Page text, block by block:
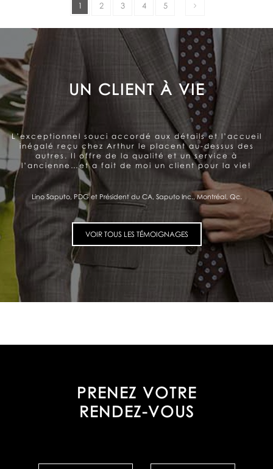
1 2 3 4 5
LE SOUCI DE LA SATISFACTION
DU CLIENT
Arthur offre un service très personnalisé et
professionnel. Belle gamme de produits. Le souci de la
satisfaction du client se ressent et me donne
Pierre Fitzgibbon, Ministre de l'Économie et de l'Innovation, Québec, Qc.
VOIR TOUS LES TÉMOIGNAGES
PRENEZ VOTRE
RENDEZ-VOUS